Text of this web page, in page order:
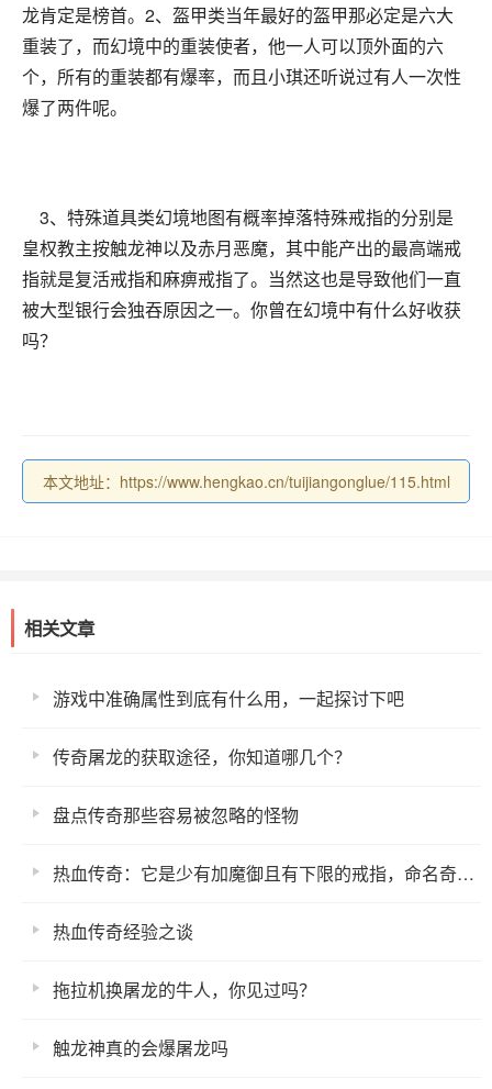
龙肯定是榜首。2、盔甲类当年最好的盔甲那必定是六大
重装了，而幻境中的重装使者，他一人可以顶外面的六
个，所有的重装都有爆率，而且小琪还听说过有人一次性
爆了两件呢。
3、特殊道具类幻境地图有概率掉落特殊戒指的分别是
皇权教主按触龙神以及赤月恶魔，其中能产出的最高端戒
指就是复活戒指和麻痹戒指了。当然这也是导致他们一直
被大型银行会独吞原因之一。你曾在幻境中有什么好收获
吗？
本文地址：https://www.hengkao.cn/tuijiangonglue/115.html
相关文章
游戏中准确属性到底有什么用，一起探讨下吧
传奇屠龙的获取途径，你知道哪几个？
盘点传奇那些容易被忽略的怪物
热血传奇：它是少有加魔御且有下限的戒指，命名奇特且难堪大用！
热血传奇经验之谈
拖拉机换屠龙的牛人，你见过吗？
触龙神真的会爆屠龙吗